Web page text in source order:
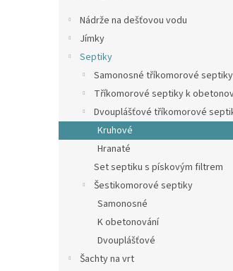
Nádrže na dešťovou vodu
Jímky
Septiky
Samonosné tříkomorové septiky
Tříkomorové septiky k
Dvouplášťové tříkomorové
Kruhové
Hranaté
Set septiku s pískovým filtrem
Šestikomorové septiky
Samonosné
K obetonování
Dvouplášťové
Šachty na vrt